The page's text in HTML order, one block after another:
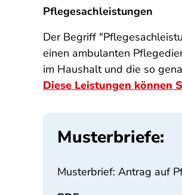
Pflegesachleistungen
Der Begriff
einen ambulanten
im Haushalt und die so
Diese Leistungen können
Musterbriefe:
Musterbrief: Antrag auf